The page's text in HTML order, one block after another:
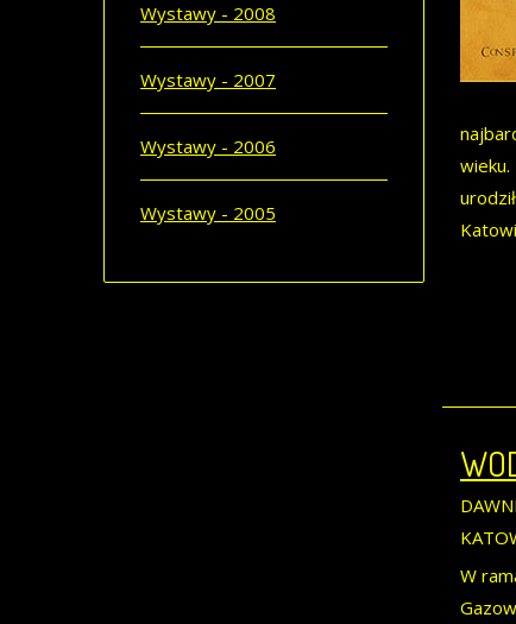
wieku.
W
Wystawy - 2008
Wystawy - 2007
Wystawy - 2006
Wystawy - 2005